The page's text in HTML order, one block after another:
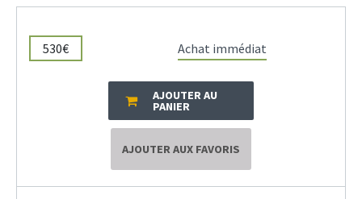
530€ Achat immédiat
AJOUTER AU
PANIER
AJOUTER AUX FAVORIS